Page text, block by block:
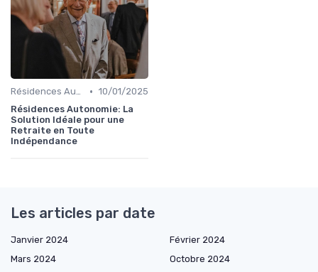
Résidences Autonomie • 10/01/2025
Résidences Autonomie: La
Solution Idéale pour une
Retraite en Toute
Indépendance
Les articles par date
Janvier 2024
Février 2024
Mars 2024
Octobre 2024